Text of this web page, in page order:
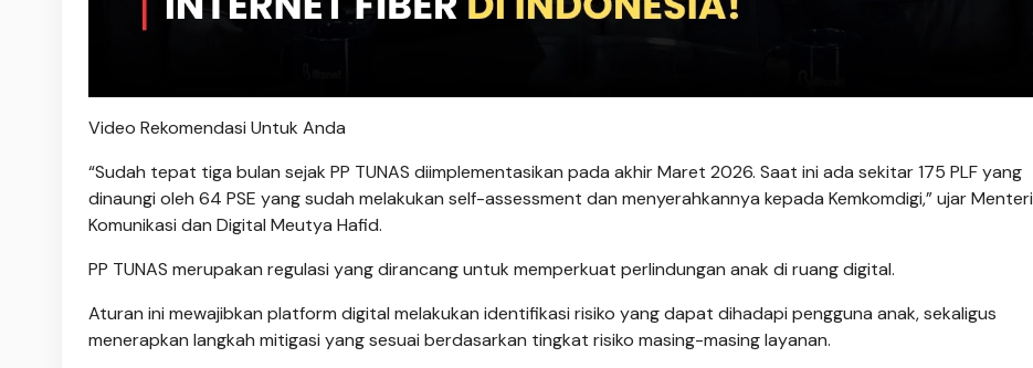
Video Rekomendasi Untuk Anda
“Sudah tepat tiga bulan sejak PP TUNAS diimplementasikan pada akhir Maret 2026. Saat ini ada sekitar 175 PLF yang
dinaungi oleh 64 PSE yang sudah melakukan self-assessment dan menyerahkannya kepada Kemkomdigi,” ujar Menteri
Komunikasi dan Digital Meutya Hafid.
PP TUNAS merupakan regulasi yang dirancang untuk memperkuat perlindungan anak di ruang digital.
Aturan ini mewajibkan platform digital melakukan identifikasi risiko yang dapat dihadapi pengguna anak, sekaligus
menerapkan langkah mitigasi yang sesuai berdasarkan tingkat risiko masing-masing layanan.